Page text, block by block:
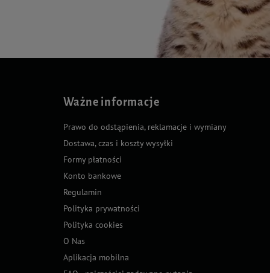
Ważne informacje
Prawo do odstąpienia, reklamacje i wymiany
Dostawa, czas i koszty wysyłki
Formy płatności
Konto bankowe
Regulamin
Polityka prywatności
Polityka cookies
O Nas
Aplikacja mobilna